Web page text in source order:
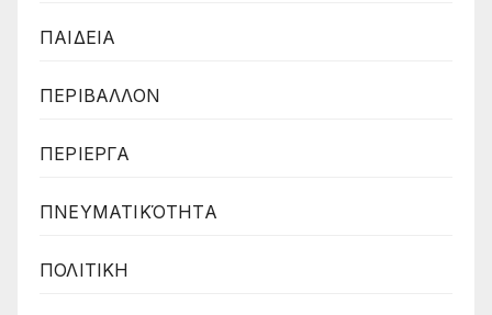
ΠΑΙΔΕΙΑ
ΠΕΡΙΒΑΛΛΟΝ
ΠΕΡΙΕΡΓΑ
ΠΝΕΥΜΑΤΙΚΌΤΗΤΑ
ΠΟΛΙΤΙΚΗ